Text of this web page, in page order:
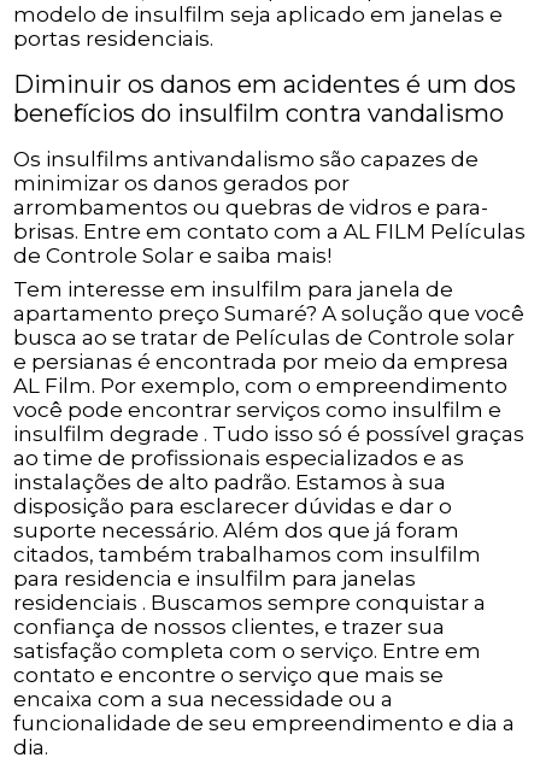
modelo de insulfilm seja aplicado em janelas e
portas residenciais.
Diminuir os danos em acidentes é um dos
benefícios do insulfilm contra vandalismo
Os insulfilms antivandalismo são capazes de
minimizar os danos gerados por
arrombamentos ou quebras de vidros e para-
brisas. Entre em contato com a AL FILM Películas
de Controle Solar e saiba mais!
Tem interesse em insulfilm para janela de
apartamento preço Sumaré? A solução que você
busca ao se tratar de Películas de Controle solar
e persianas é encontrada por meio da empresa
AL Film. Por exemplo, com o empreendimento
você pode encontrar serviços como insulfilm e
insulfilm degrade . Tudo isso só é possível graças
ao time de profissionais especializados e as
instalações de alto padrão. Estamos à sua
disposição para esclarecer dúvidas e dar o
suporte necessário. Além dos que já foram
citados, também trabalhamos com insulfilm
para residencia e insulfilm para janelas
residenciais . Buscamos sempre conquistar a
confiança de nossos clientes, e trazer sua
satisfação completa com o serviço. Entre em
contato e encontre o serviço que mais se
encaixa com a sua necessidade ou a
funcionalidade de seu empreendimento e dia a
dia.